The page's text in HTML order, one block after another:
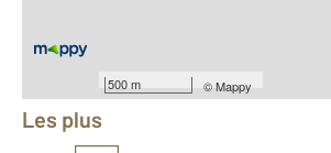
500 m ©Mappy
Équipements
Les plus